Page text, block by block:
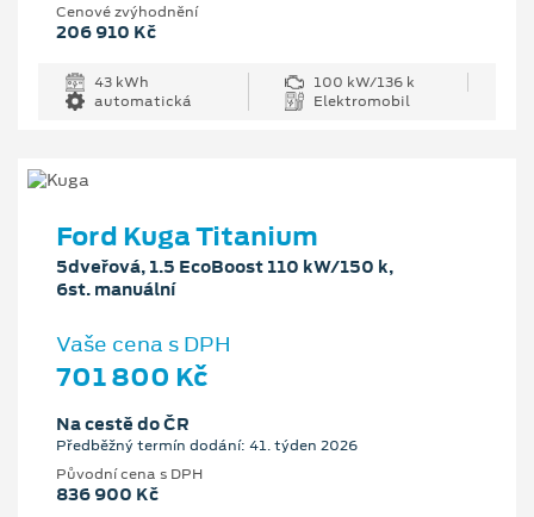
Cenové zvýhodnění
206 910 Kč
43 kWh
100 kW/136 k
automatická
Elektromobil
Ford Kuga Titanium
5dveřová, 1.5 EcoBoost 110 kW/150 k,
6st. manuální
Vaše cena s DPH
701 800 Kč
Na cestě do ČR
Předběžný termín dodání: 41. týden 2026
Původní cena s DPH
836 900 Kč